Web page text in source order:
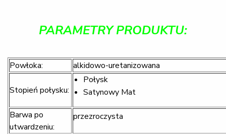
PARAMETRY PRODUKTU:
Powłoka: alkidowo-uretanizowana
Stopień połysku:
Połysk
Satynowy Mat
Barwa po
utwardzeniu:
przezroczysta